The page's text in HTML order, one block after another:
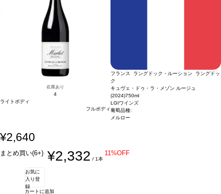
在庫あり
4
ライトボディ
フルボディ
フランス ラングドック・ルーション ラングドッ
ク
キュヴェ・ドゥ・ラ・メゾン ルージュ
(2024)750ml
LGIワインズ
葡萄品種:
メルロー
¥2,640
まとめ買い(6+) ¥2,332 / 1本
11%OFF
お気に
入り登
録
カートに追加